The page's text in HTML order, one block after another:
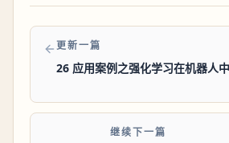
更新一篇
26 应用案例之强化学习在机器人
继续下一篇